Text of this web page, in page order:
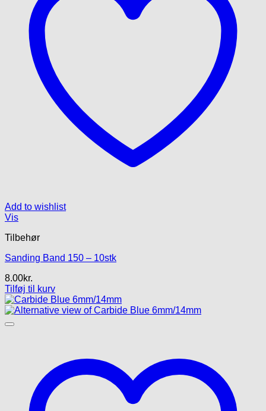
Add to wishlist
Vis
Tilbehør
Sanding Band 150 – 10stk
8.00kr.
Tilføj til kurv